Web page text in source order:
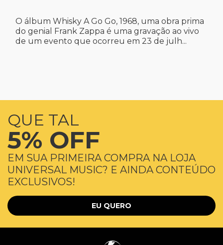
O álbum Whisky A Go Go, 1968, uma obra prima
do genial Frank Zappa é uma gravação ao vivo
de um evento que ocorreu em 23 de julh...
QUE TAL
5% OFF
EM SUA PRIMEIRA COMPRA NA LOJA
UNIVERSAL MUSIC? E AINDA CONTEÚDO
EXCLUSIVOS!
EU QUERO